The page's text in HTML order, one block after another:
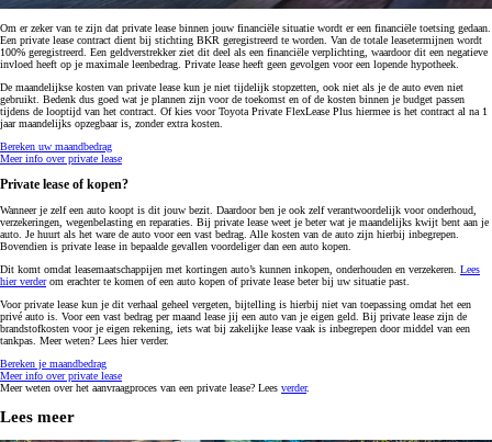
Om er zeker van te zijn dat private lease binnen jouw financiële situatie wordt er een financiële toetsing gedaan.
Een private lease contract dient bij stichting BKR geregistreerd te worden. Van de totale leasetermijnen wordt
100% geregistreerd. Een geldverstrekker ziet dit deel als een financiële verplichting, waardoor dit een negatieve
invloed heeft op je maximale leenbedrag. Private lease heeft geen gevolgen voor een lopende hypotheek.
De maandelijkse kosten van private lease kun je niet tijdelijk stopzetten, ook niet als je de auto even niet
gebruikt. Bedenk dus goed wat je plannen zijn voor de toekomst en of de kosten binnen je budget passen
tijdens de looptijd van het contract. Of kies voor Toyota Private FlexLease Plus hiermee is het contract al na 1
jaar maandelijks opzegbaar is, zonder extra kosten.
Bereken uw maandbedrag
Meer info over private lease
Private lease of kopen?
Wanneer je zelf een auto koopt is dit jouw bezit. Daardoor ben je ook zelf verantwoordelijk voor onderhoud,
verzekeringen, wegenbelasting en reparaties. Bij private lease weet je beter wat je maandelijks kwijt bent aan je
auto. Je huurt als het ware de auto voor een vast bedrag. Alle kosten van de auto zijn hierbij inbegrepen.
Bovendien is private lease in bepaalde gevallen voordeliger dan een auto kopen.
Dit komt omdat leasemaatschappijen met kortingen auto’s kunnen inkopen, onderhouden en verzekeren. Lees
hier verderom erachter te komen of een auto kopen of private lease beter bij uw situatie past.
Voor private lease kun je dit verhaal geheel vergeten, bijtelling is hierbij niet van toepassing omdat het een
privé auto is. Voor een vast bedrag per maand lease jij een auto van je eigen geld. Bij private lease zijn de
brandstofkosten voor je eigen rekening, iets wat bij zakelijke lease vaak is inbegrepen door middel van een
tankpas. Meer weten? Lees hier verder.
Bereken je maandbedrag
Meer info over private lease
Meer weten over het aanvraagproces van een private lease? Lees verder.
Lees meer